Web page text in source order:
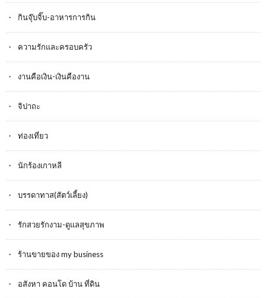
กินจุ๊บจิ๊บ-อาหารการกิน
ความรักและครอบครัว
งานคือเงิน-เงินคืองาน
จิปาถะ
ท่องเที่ยว
นักร้องเกาหลี
บรรดาทาส(สัตว์เลี้ยง)
รักสวยรักงาม-ดูแลสุขภาพ
ร้านขายของ my business
อสังหา คอนโด บ้าน ที่ดิน